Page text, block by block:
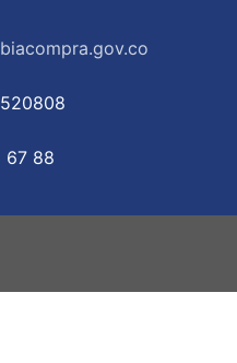
67 88